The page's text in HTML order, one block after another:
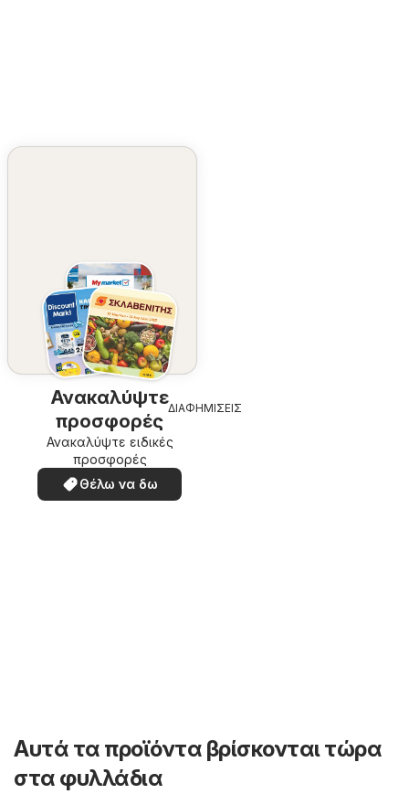
Ανακαλύψτε
προσφορές
Ανακαλύψτε ειδικές
προσφορές
Θέλω να δω
ΔΙΑΦΗΜΙΣΕΙΣ
Αυτά τα προϊόντα βρίσκονται τώρα
στα φυλλάδια